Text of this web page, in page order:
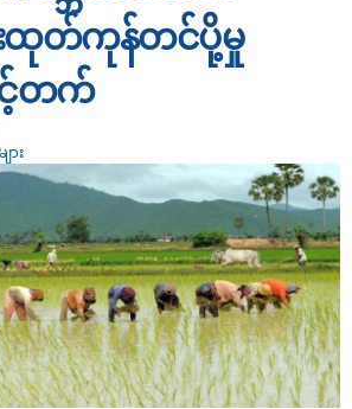
းထုတ်ကုန်တင်ပို့မှု
င့်တက်
း